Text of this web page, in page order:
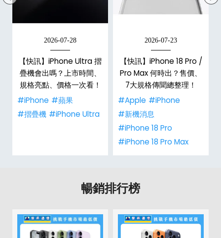
2026-07-28
【快訊】iPhone Ultra 摺
疊機會出嗎？上市時間、
規格亮點、價格一次看！
#iPhone #蘋果
#摺疊機 #iPhone Ultra
2026-07-23
【快訊】iPhone 18 Pro /
Pro Max 何時出？售價、
7大規格傳聞總整理！
#Apple #iPhone
#新機消息
#iPhone 18 Pro
#iPhone 18 Pro Max
暢銷排行榜